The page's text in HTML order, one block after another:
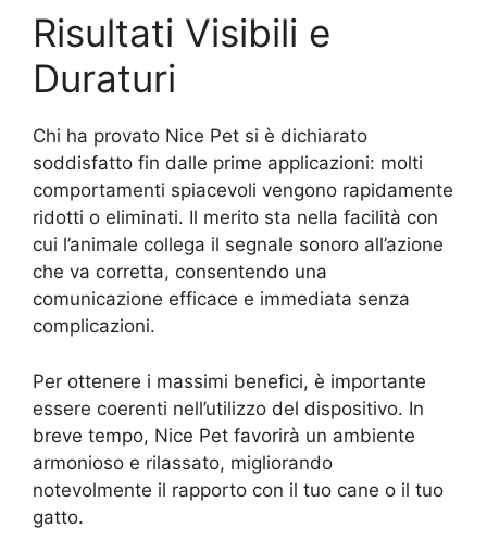
Risultati Visibili e
Duraturi
Chi ha provato Nice Pet si è dichiarato
soddisfatto fin dalle prime applicazioni: molti
comportamenti spiacevoli vengono rapidamente
ridotti o eliminati. Il merito sta nella facilità con
cui l’animale collega il segnale sonoro all’azione
che va corretta, consentendo una
comunicazione efficace e immediata senza
complicazioni.
Per ottenere i massimi benefici, è importante
essere coerenti nell’utilizzo del dispositivo. In
breve tempo, Nice Pet favorirà un ambiente
armonioso e rilassato, migliorando
notevolmente il rapporto con il tuo cane o il tuo
gatto.